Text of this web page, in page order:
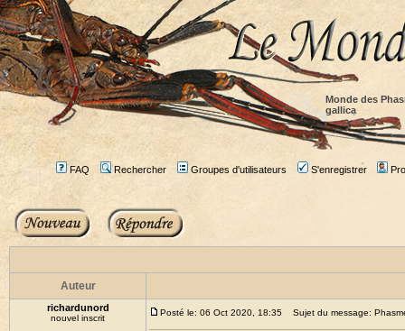
Monde des
gallica
FAQ Rechercher Groupes d'utilisateurs S'enregistrer
Auteur
richardunord
nouvel inscrit
Posté le: 06 Oct 2020, 18:35 Sujet du message: